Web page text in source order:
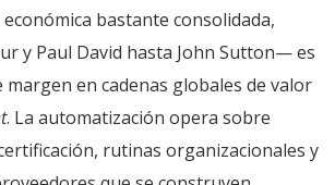
bastante consolidada,
y Paul David hasta John Sutton— es
margen en cadenas globales de valor
. La automatización opera sobre
rutinas organizacionales y